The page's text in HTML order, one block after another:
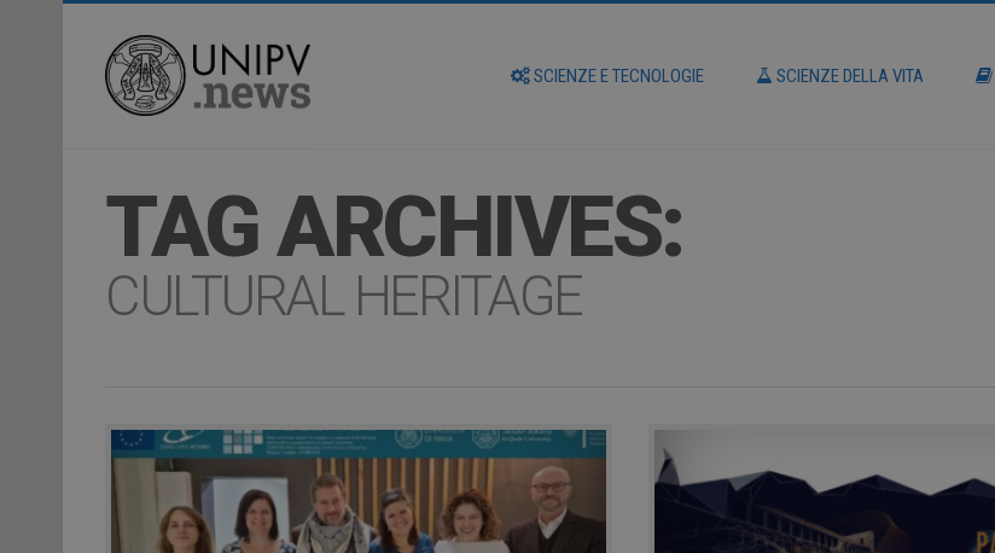
SCIENZE E TECNOLOGIE SCIENZE DELLA VITA
TAG ARCHIVES:
CULTURAL HERITAGE